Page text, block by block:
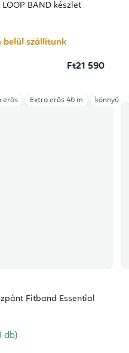
LOOP BAND készlet
belül szállítunk
Ft21 590
Fitband Essential
db)
erős Extra erős 46 m könnyű